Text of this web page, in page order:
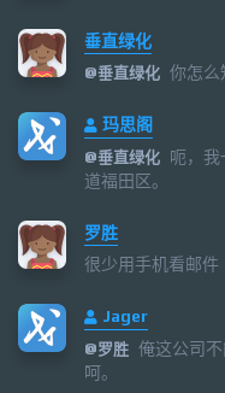
垂直绿化
@垂直绿化 你怎么
玛思阁
@垂直绿化 呃，我
道福田区。
罗胜
很少用手机看邮件
Jager
@罗胜 俺这公司
呵。